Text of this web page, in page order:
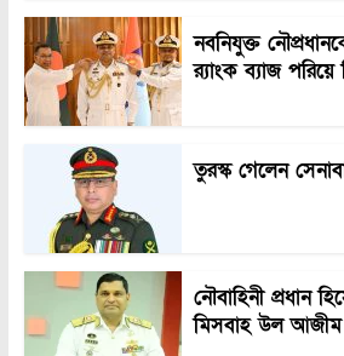
নবনিযুক্ত
র‍্যাংক ব্যাজ পরিয়ে
তুরস্ক গেলেন
নৌবাহিনী প্রধান
মিসবাহ উল আজীম